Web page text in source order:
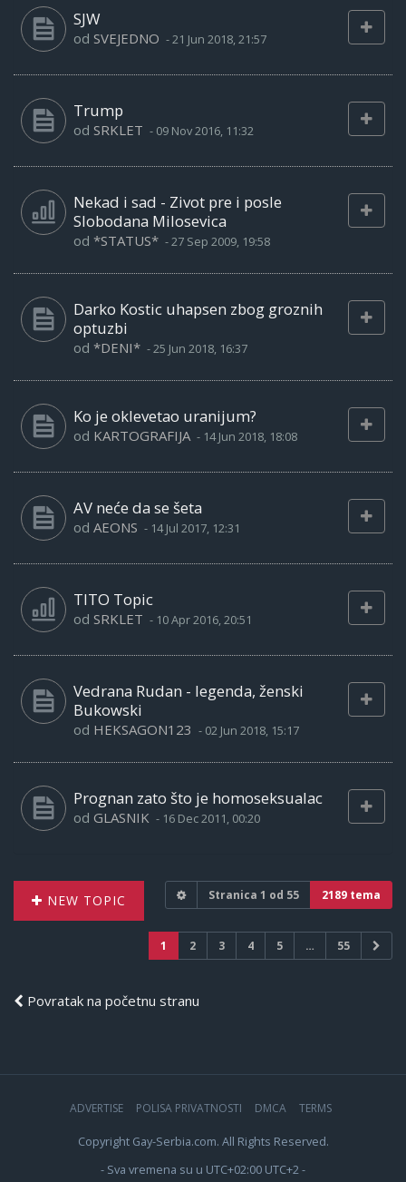
SJW
od SVEJEDNO -21 Jun 2018, 21:57
Trump
od SRKLET - 09 Nov 2016, 11:32
Nekad i sad - Zivot pre i posle
Slobodana Milosevica
od *STATUS* -27 Sep 2009, 19:58
Darko Kostic uhapsen zbog groznih
optuzbi
od *DENI* -25 Jun 2018, 16:37
Ko je oklevetao uranijum?
od KARTOGRAFIJA - 14 Jun 2018, 18:08
AV neće da se šeta
od AEONS - 14 Jul 2017, 12:31
TITO Topic
od SRKLET - 10 Apr 2016, 20:51
Vedrana Rudan - legenda, ženski
Bukowski
od HEKSAGON123 - 02 Jun 2018, 15:17
Prognan zato što je homoseksualac
od GLASNIK - 16 Dec 2011, 00:20
NEW TOPIC Stranica 1 od 55 2189 tema
1 2 3 4 5 … 55
Povratak na početnu stranu
ADVERTISE POLISA PRIVATNOSTI DMCA TERMS
Copyright Gay-Serbia.com. All Rights Reserved.
- Sva vremena su u UTC+02:00 UTC+2 -